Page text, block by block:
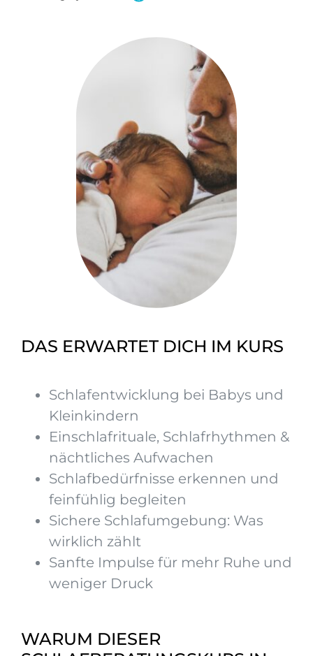
DAS ERWARTET DICH IM KURS
Schlafentwicklung bei Babys und
Kleinkindern
Einschlafrituale, Schlafrhythmen &
nächtliches Aufwachen
Schlafbedürfnisse erkennen und
feinfühlig begleiten
Sichere Schlafumgebung: Was
wirklich zählt
Sanfte Impulse für mehr Ruhe und
weniger Druck
WARUM DIESER